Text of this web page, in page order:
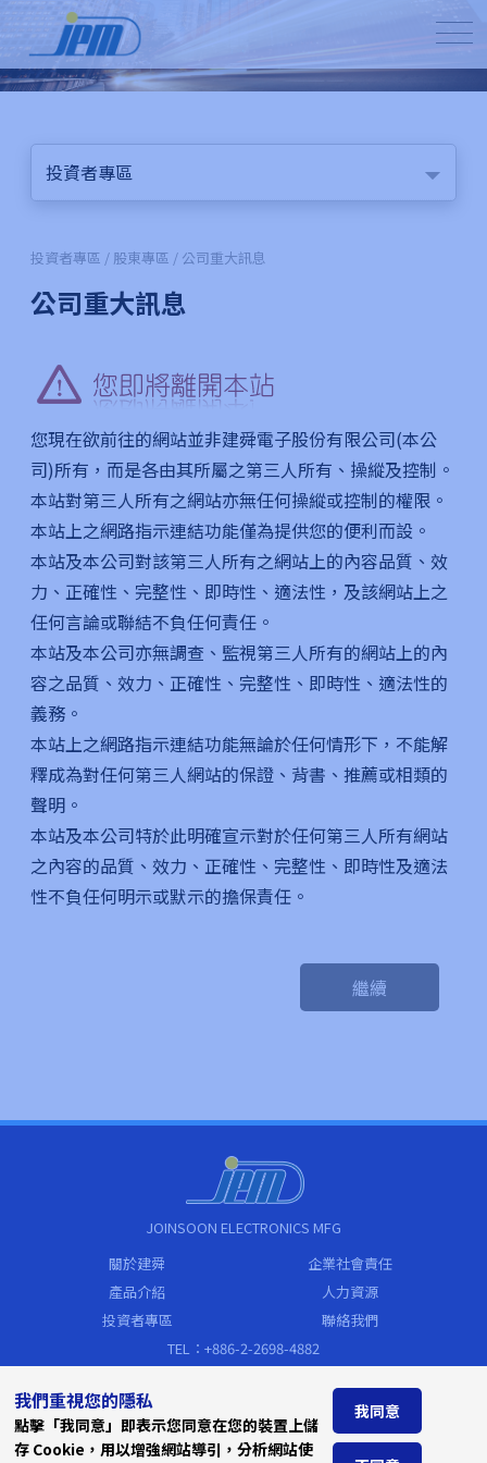
投資者專區
投資者專區 / 股東專區 / 公司重大訊息
公司重大訊息
您現在欲前往的網站並非建舜電子股份有限公司(本公
司)所有，而是各由其所屬之第三人所有、操縱及控制。
本站對第三人所有之網站亦無任何操縱或控制的權限。
本站上之網路指示連結功能僅為提供您的便利而設。
本站及本公司對該第三人所有之網站上的內容品質、效
力、正確性、完整性、即時性、適法性，及該網站上之
任何言論或聯結不負任何責任。
本站及本公司亦無調查、監視第三人所有的網站上的內
容之品質、效力、正確性、完整性、即時性、適法性的
義務。
本站上之網路指示連結功能無論於任何情形下，不能解
釋成為對任何第三人網站的保證、背書、推薦或相類的
聲明。
本站及本公司特於此明確宣示對於任何第三人所有網站
之內容的品質、效力、正確性、完整性、即時性及適法
性不負任何明示或默示的擔保責任。
繼續
JOINSOON ELECTRONICS MFG
關於建舜
企業社會責任
產品介紹
人力資源
投資者專區
聯絡我們
TEL：+886-2-2698-4882
Address
新北市汐止區新台五路一段79號19樓
我們重視您的隱私
點擊「我同意」即表示您同意在您的裝置上儲
存 Cookie，用以增強網站導引，分析網站使
我同意